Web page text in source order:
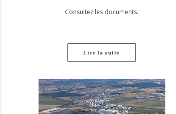
Consultez les documents.
Lire la suite